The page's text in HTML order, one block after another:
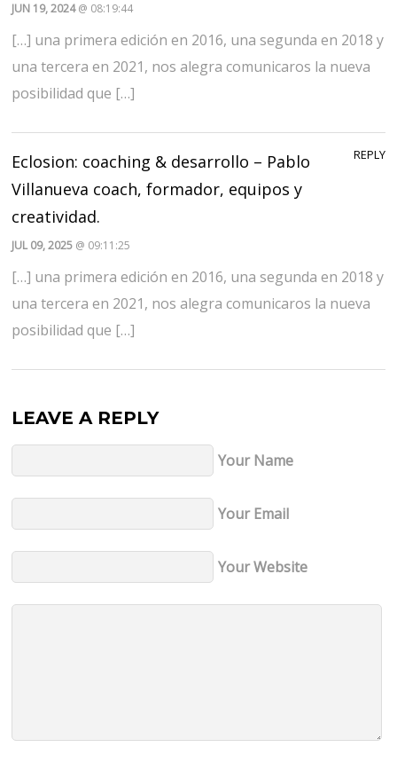
JUN 19, 2024@ 08:19:44
[…] una primera edición en 2016, una segunda en 2018 y
una tercera en 2021, nos alegra comunicaros la nueva
posibilidad que […]
Eclosion: coaching & desarrollo – Pablo
Villanueva coach, formador, equipos y
creatividad.
JUL 09, 2025 @ 09:11:25
[…] una primera edición en 2016, una segunda en 2018 y
una tercera en 2021, nos alegra comunicaros la nueva
posibilidad que […]
REPLY
LEAVE A REPLY
Your Name
Your Email
Your Website